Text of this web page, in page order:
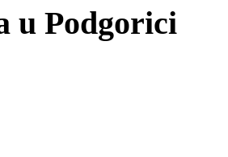
u Podgorici